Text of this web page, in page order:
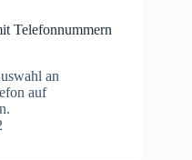
Telefonnummern
an
auf